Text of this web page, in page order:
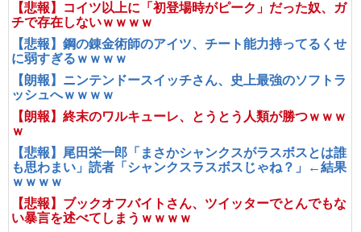
【悲報】コイツ以上に「初登場時がピーク」だった奴、ガ
チで存在しないｗｗｗｗ
【悲報】鋼の錬金術師のアイツ、チート能力持ってるくせ
に弱すぎるｗｗｗｗ
【朗報】ニンテンドースイッチさん、史上最強のソフトラ
ッシュへｗｗｗｗ
【朗報】終末のワルキューレ、とうとう人類が勝つｗｗｗ
ｗ
【悲報】尾田栄一郎「まさかシャンクスがラスボスとは誰
も思わまい」読者「シャンクスラスボスじゃね？」←結果
ｗｗｗｗ
【悲報】ブックオフバイトさん、ツイッターでとんでもな
い暴言を述べてしまうｗｗｗｗ